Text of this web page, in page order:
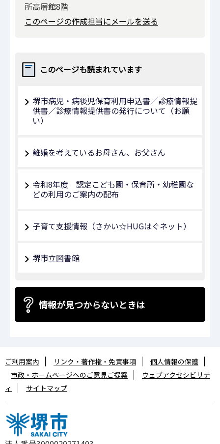
所高層館8階
このページの作成担当にメールを送る
このページも読まれています
堺市病児・病後児保育利用申込書／診療情報提
供書／診療情報提供書の発行について（お願
い）
離婚を考えているお母さん、お父さん
令和8年度 認定こども園・保育所・幼稚園な
どの利用のご案内の配布
子育て支援情報（さかい☆HUGはぐネット）
堺市立図書館
情報が見つからないときは
ご利用案内 リンク・著作権・免責事項
個人情報の保護
市政・ホームページへのご意見ご提案
ウェブアクセシビリテ
ィ
サイトマップ